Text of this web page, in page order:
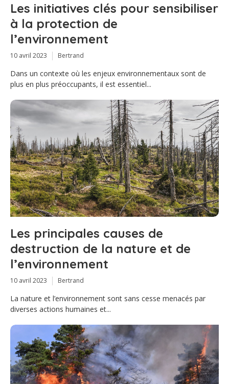
Les initiatives clés pour sensibiliser
à la protection de
l’environnement
10 avril 2023 Bertrand
Dans un contexte où les enjeux environnementaux sont de
plus en plus préoccupants, il est essentiel...
Les principales causes de
destruction de la nature et de
l’environnement
10 avril 2023 Bertrand
La nature et l’environnement sont sans cesse menacés par
diverses actions humaines et...